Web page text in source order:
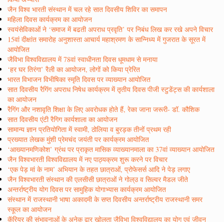
जैन विश्व भारती संस्थान में चल रहे सात दिवसीय शिविर का समापन
महिला दिवस कार्यक्रम का आयोजन
स्वयंसेविकाओं ने ‘समाज में बढती अपराध प्रवृति’ पर निबंध लिख कर रखे अपने विचार
15वां दीक्षांत समारोह अनुशास्ता आचार्य महाश्रमण के सान्निध्य में गुजरात के सूरत में
आयोजित
जैविभा विश्वविद्यालय में 78वां स्वाधीनता दिवस धूमधाम से मनाया
‘हर घर तिरंगा’ रैली का आयोजन, लोगों को किया प्रेरित
भारत विभाजन विभीषिका स्मृति दिवस पर व्याख्यान आयोजित
सात दिवसीय रैगिंग अपराध निषेध कार्यक्रम में तृतीय दिवस पीजी स्टुडेंट्स की कार्यशाला
का आयोजन
रैगिंग और नशावृति शिक्षा के लिए अवरोधक होते हैं, रेका जाना जरूरी- डॉ. कौशिक
सात दिवसीय एंटी रैगिग कार्यशाला का आयोजन
सामान्य ज्ञान प्रतियोगिता में स्वामी, ठोलिया व बुरड़क तीनों प्रथम रही
प्रख्यात लेखक मुंशी प्रेमचंद जयंती पर कार्यक्रम आयोजित
‘आख्यानमणिकोश’ ग्रंथ पर प्राकृत मासिक व्याख्यानमाला का 37वां व्याख्यान आयोजित
जैन विश्वभारती विश्वविद्यालय में नए पाठ्यक्रम शुरू करने पर विचार
‘एक पेड़ मां के नाम’ अभियान के तहत छात्राओं, प्रोफेसर्स आदि ने पेड़ लगाए
जैन विश्वभारती संस्थान की एलसीसी छात्राओं ने गोल्उ व सिल्वर मैडल जीते
अन्तर्राष्ट्रीय योग दिवस पर सामुहिक योगाभ्यास कार्यक्रम आयोजित
संस्थान में राजस्थानी भाषा अकादमी के सप्त दिवसीय अन्तर्राष्ट्रीय राजस्थानी समर
स्कूल का आयोजन
कॅरियर की संभावनाओं के अनेक द्वार खोलता जैविभा विश्वविद्यालय का योग एवं जीवन